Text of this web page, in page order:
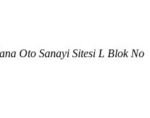
Oto Sanayi Sitesi L Blok No